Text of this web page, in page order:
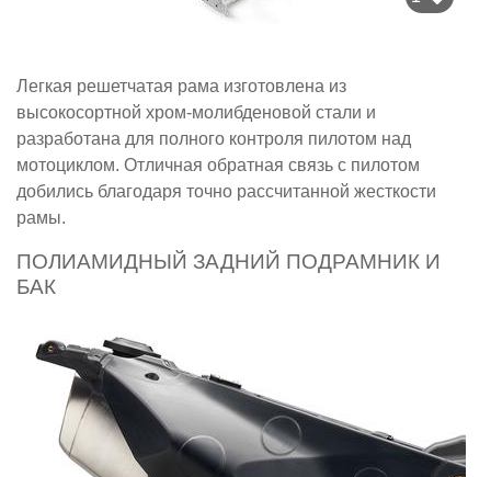
Легкая решетчатая рама изготовлена из
высокосортной хром-молибденовой стали и
разработана для полного контроля пилотом над
мотоциклом. Отличная обратная связь с пилотом
добились благодаря точно рассчитанной жесткости
рамы.
ПОЛИАМИДНЫЙ ЗАДНИЙ ПОДРАМНИК И
БАК